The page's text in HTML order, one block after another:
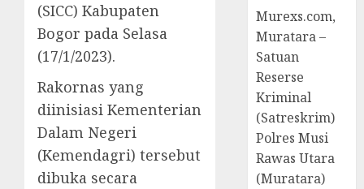
(SICC) Kabupaten
Bogor pada Selasa
(17/1/2023).
Rakornas yang
diinisiasi Kementerian
Dalam Negeri
(Kemendagri) tersebut
dibuka secara
Murexs.com,
Muratara –
Satuan
Reserse
Kriminal
(Satreskrim)
Polres Musi
Rawas Utara
(Muratara)